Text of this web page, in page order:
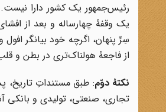
رئیس‌جمهور یک کشور دارا نیست.
یک وقفۀ چهارساله و بعد از
سِرِّ پنهان، اگرچه خود بیانگر
از فاجعۀ هولناک‌تری در بطن و
نکتۀ دوّم: طبق مستنداتِ تاریخ،
تجاری، صنعتی، تولیدی و بانکی